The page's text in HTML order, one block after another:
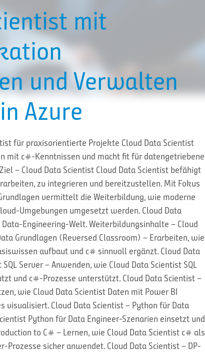
mit
und Verwalten
Azure
für praxisorientierte Projekte Cloud Data Scientist
mit c#-Kenntnissen und macht fit für datengetriebene
– Cloud Data Scientist Cloud Data Scientist befähigt
zu integrieren und bereitzustellen. Mit Fokus
vermittelt die Weiterbildung, wie moderne
Umgebungen umgesetzt werden. Cloud Data
Engineering-Welt. Weiterbildungsinhalte – Cloud
Grundlagen (Reversed Classroom) – Erarbeiten, wie
aufbaut und c# sinnvoll ergänzt. Cloud Data
Server – Anwenden, wie Cloud Data Scientist SQL
und c#-Prozesse unterstützt. Cloud Data Scientist –
wie Cloud Data Scientist Daten mit Power BI
visualisiert. Cloud Data Scientist – Python für Data
Python für Data Engineer-Szenarien einsetzt und
to C# – Lernen, wie Cloud Data Scientist c# als
Prozesse sicher anwendet. Cloud Data Scientist – DP-